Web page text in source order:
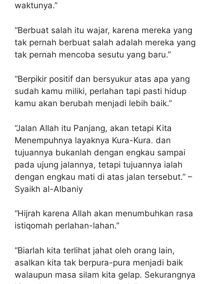
waktunya.”
“Berbuat salah itu wajar, karena mereka yang
tak pernah berbuat salah adalah mereka yang
tak pernah mencoba sesutu yang baru.”
“Berpikir positif dan bersyukur atas apa yang
sudah kamu miliki, perlahan tapi pasti hidup
kamu akan berubah menjadi lebih baik.”
“Jalan Allah itu Panjang, akan tetapi Kita
Menempuhnya layaknya Kura-Kura. dan
tujuannya bukanlah dengan engkau sampai
pada ujung jalannya, tetapi tujuannya ialah
dengan engkau mati di atas jalan tersebut.” –
Syaikh al-Albaniy
“Hijrah karena Allah akan menumbuhkan rasa
istiqomah perlahan-lahan.”
“Biarlah kita terlihat jahat oleh orang lain,
asalkan kita tak berpura-pura menjadi baik
walaupun masa silam kita gelap. Sekurangnya